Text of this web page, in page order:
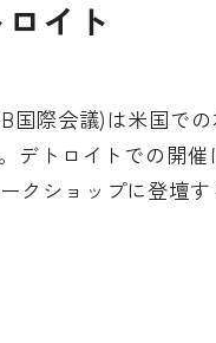
イト
際会議)は米国で
デトロイトでの開
クショップに登壇